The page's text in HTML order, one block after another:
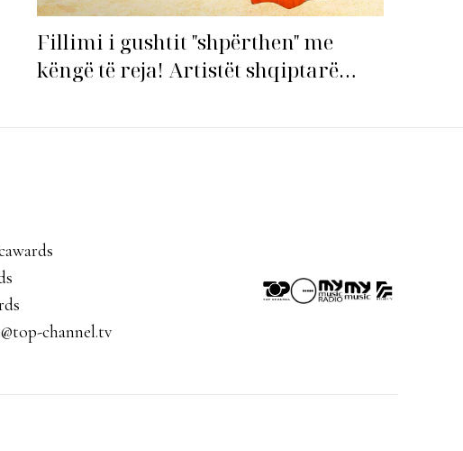
Fillimi i gushtit "shpërthen" me
këngë të reja! Artistët shqiptarë
channel.tv